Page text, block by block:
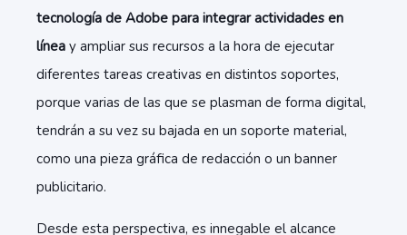
tecnología de Adobe para integrar actividades en
línea y ampliar sus recursos a la hora de ejecutar
diferentes tareas creativas en distintos soportes,
porque varias de las que se plasman de forma digital,
tendrán a su vez su bajada en un soporte material,
como una pieza gráfica de redacción o un banner
publicitario.
Desde esta perspectiva, es innegable el alcance